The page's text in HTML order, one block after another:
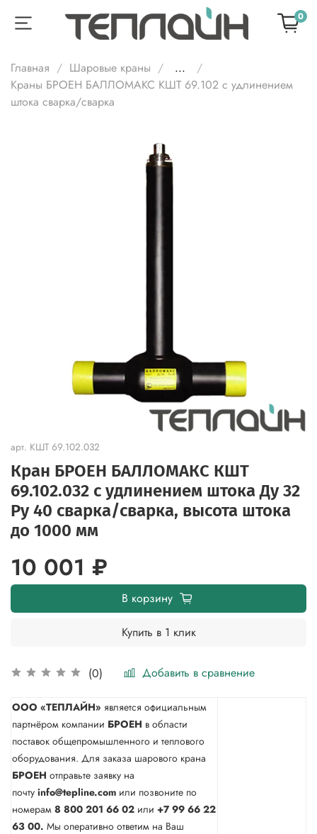
0
Главная Шаровые краны
...
Краны БРОЕН БАЛЛОМАКС КШТ 69.102 с удлинением
штока сварка/сварка
арт. КШТ 69.102.032
Кран БРОЕН БАЛЛОМАКС КШТ
69.102.032 с удлинением штока Ду 32
Ру 40 сварка/сварка, высота штока
до 1000 мм
(0) Добавить в сравнение
10 001 ₽
В корзину
Купить в 1 клик
ООО «ТЕПЛАЙН» является официальным
партнёром компании БРОЕН в области
поставок общепромышленного и теплового
оборудования. Для заказа шарового крана
БРОЕН отправьте заявку на
почту info@tepline.com или позвоните по
номерам 8 800 201 66 02 или +7 99 66 22
63 00. Мы оперативно ответим на Ваш